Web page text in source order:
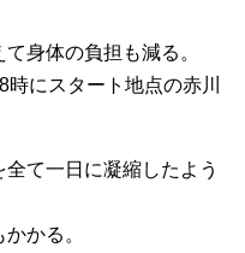
身体の負担も減る。
にスタート地点の赤川
て一日に凝縮したよう
かる。